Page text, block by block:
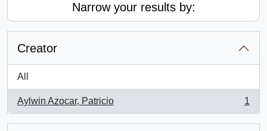
Narrow your results by:
Creator
All
Aylwin Azocar, Patricio
, 1 results
1